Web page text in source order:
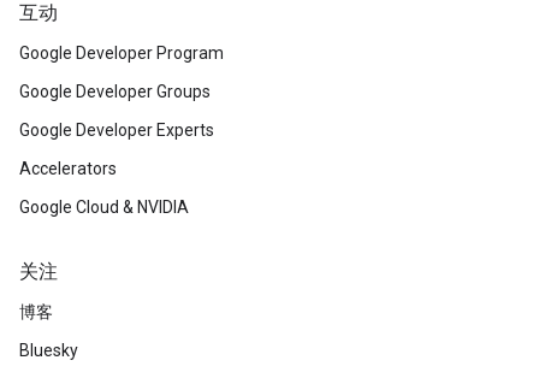
互动
Google Developer Program
Google Developer Groups
Google Developer Experts
Accelerators
Google Cloud & NVIDIA
关注
博客
Bluesky